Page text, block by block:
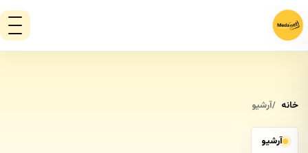
خانه آرشیو
آرشیو